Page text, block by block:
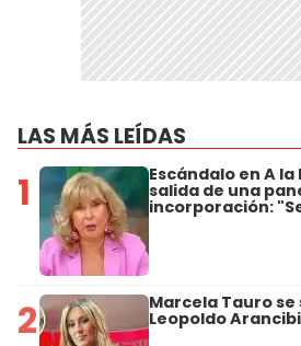
LAS MÁS LEÍDAS
1 Escándalo en A
salida de una
incorporación:
2 Marcela Tauro
Leopoldo